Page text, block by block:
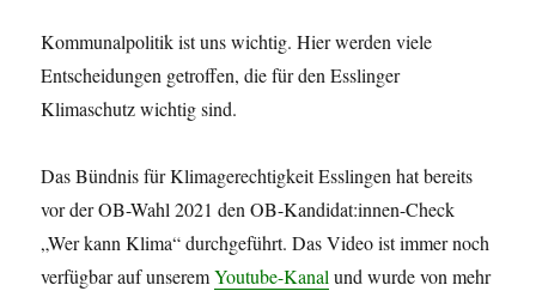
Kommunalpolitik ist uns wichtig. Hier werden viele
Entscheidungen getroffen, die für den Esslinger
Klimaschutz wichtig sind.
Das Bündnis für Klimagerechtigkeit Esslingen hat bereits
vor der OB-Wahl 2021 den OB-Kandidat:innen-Check
„Wer kann Klima“ durchgeführt. Das Video ist immer noch
verfügbar auf unseremYoutube-Kanal und wurde von mehr